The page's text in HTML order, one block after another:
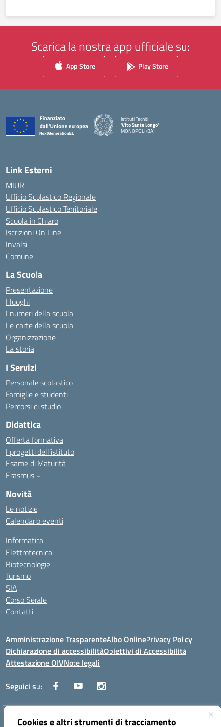
Cookies e altri strumenti di tracciamento
Scarica la nostra app ufficiale su:
App Store Play Store
Istituti Tecnici
'Vito Sante Longo'
MONOPOLI (BA)
Link Esterni
MIUR
Ufficio Scolastico Regionale
Ufficio Scolastico Territoriale
Scuola in Chiaro
Iscrizioni On Line
Invalsi
Comune
La Scuola
Presentazione
I luoghi
I numeri della scuola
Le carte della scuola
Organizzazione
La storia
I Servizi
Personale scolastico
Famiglie e studenti
Percorsi di studio
Didattica
Offerta formativa
I progetti dell’istituto
Esame di Maturità
Erasmus +
Novità
Le notizie
Calendario eventi
Informatica
Elettrotecnica
Biotecnologie
Turismo
SIA
Corso Serale
Contatti
Amministrazione TrasparenteAlbo OnlinePrivacy Policy
Dichiarazione di accessibilitàObiettivi di Accessibilità
Attestazione OIVNote legali
Seguici su:
Indirizzo:Via Cesare Beccaria 70043 MONOPOLI (BA)